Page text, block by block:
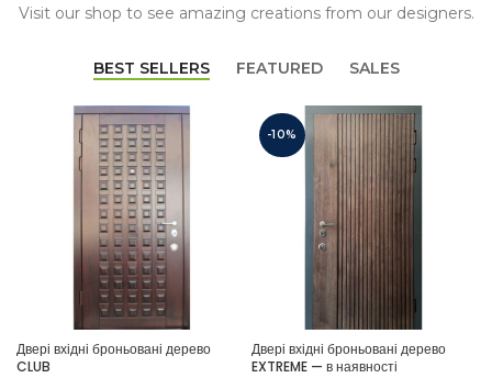
Visit our shop to see amazing creations from our designers.
BEST SELLERS FEATURED SALES
Двері вхідні броньовані дерево
CLUB
-10%
Двері вхідні броньовані дерево
EXTREME — в наявності